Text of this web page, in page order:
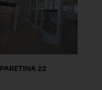
PARETINA 22